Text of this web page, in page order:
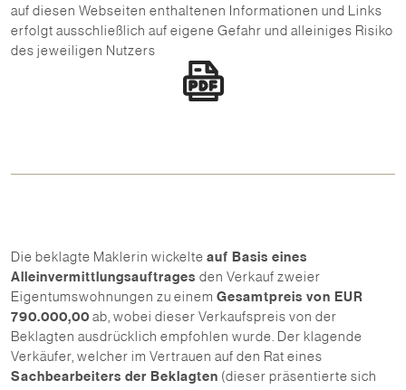
auf diesen Webseiten enthaltenen Informationen und Links
erfolgt ausschließlich auf eigene Gefahr und alleiniges Risiko
des jeweiligen Nutzers
Die beklagte Maklerin wickelte auf Basis eines
Alleinvermittlungsauftrages den Verkauf zweier
Eigentumswohnungen zu einem Gesamtpreis von EUR
790.000,00 ab, wobei dieser Verkaufspreis von der
Beklagten ausdrücklich empfohlen wurde. Der klagende
Verkäufer, welcher im Vertrauen auf den Rat eines
Sachbearbeiters der Beklagten (dieser präsentierte sich